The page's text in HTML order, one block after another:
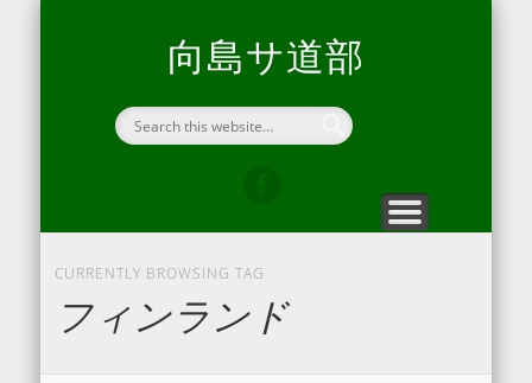
向島サ道部
CURRENTLY BROWSING TAG
フィンランド